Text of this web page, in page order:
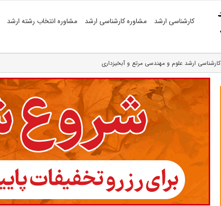
کارشناسی ارشد مشاوره کارشناسی ارشد مشاوره انتخاب رشته ارشد
کارشناسی ارشد علوم و مهندسی مرتع و آبخیزداری